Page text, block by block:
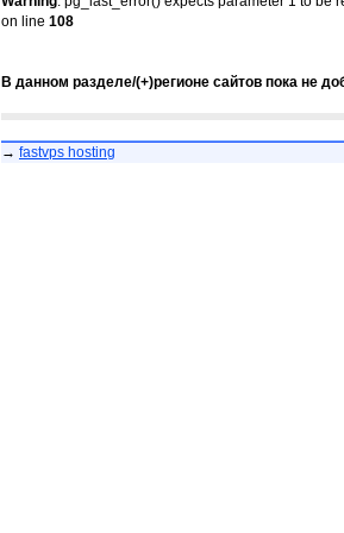
on line 108
В данном разделе/(+)регионе сайтов пока не
→ fastvps hosting